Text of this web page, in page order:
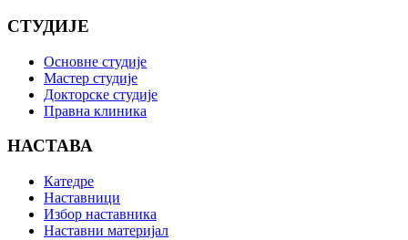
СТУДИЈЕ
Основне студије
Мастер студије
Докторске студије
Правна клиника
НАСТАВА
Катедре
Наставници
Избор наставника
Наставни материјал